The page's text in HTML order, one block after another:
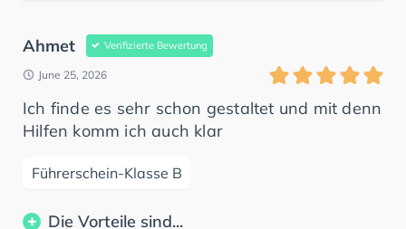
Ahmet Verifizierte Bewertung
June 25, 2026
Ich finde es sehr schon gestaltet und mit denn
Hilfen komm ich auch klar
Führerschein-Klasse B
Die Vorteile sind...